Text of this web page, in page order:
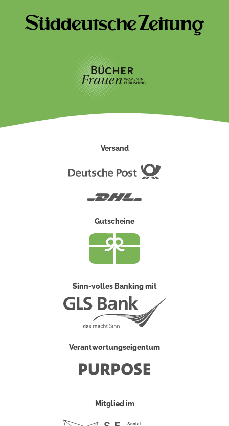
Versand
Gutscheine
Sinn-volles Banking mit
Verantwortungseigentum
Mitglied im